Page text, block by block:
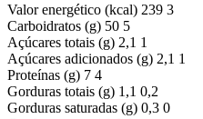
Valor energético (kcal) 239 3
Carboidratos (g) 50 5
Açúcares totais (g) 2,1 1
Açúcares adicionados (g) 2,1 1
Proteínas (g) 7 4
Gorduras totais (g) 1,1 0,2
Gorduras saturadas (g) 0,3 0